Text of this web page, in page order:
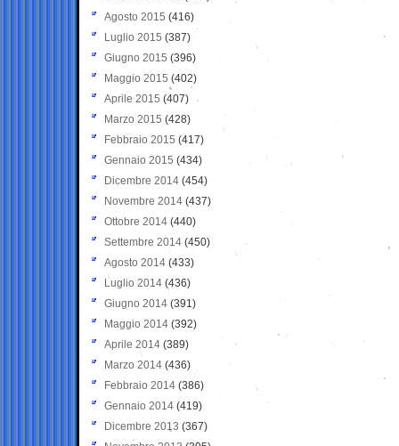
Agosto 2015 (416)
Luglio 2015 (387)
Giugno 2015 (396)
Maggio 2015 (402)
Aprile 2015 (407)
Marzo 2015 (428)
Febbraio 2015 (417)
Gennaio 2015 (434)
Dicembre 2014 (454)
Novembre 2014 (437)
Ottobre 2014 (440)
Settembre 2014 (450)
Agosto 2014 (433)
Luglio 2014 (436)
Giugno 2014 (391)
Maggio 2014 (392)
Aprile 2014 (389)
Marzo 2014 (436)
Febbraio 2014 (386)
Gennaio 2014 (419)
Dicembre 2013 (367)